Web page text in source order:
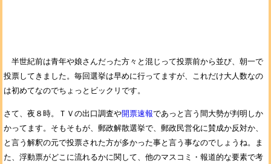
半世紀前は青年や娘さんだった方々と混じって投票前から並び、朝一で
投票してきました。毎回選挙は早めに行ってますが、これだけ大人数なの
は初めてなのでちょっとビックリです。
さて、夜８時。ＴＶの出口調査や開票速報であっと言う間大勢が判明しか
かってます。そもそもが、郵政解散選挙で、郵政民営化に賛成か反対か、
と言う解釈の元で投票された方が多かった事と言う事なのでしょうね。ま
た、浮動票がどこに流れるかに関して、他のマスコミ・報道的な要素で考